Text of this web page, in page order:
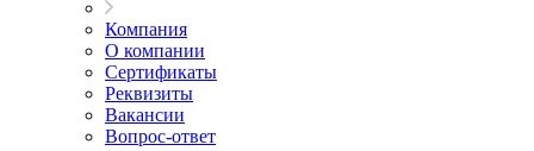
Компания
О компании
Сертификаты
Реквизиты
Вакансии
Вопрос-ответ